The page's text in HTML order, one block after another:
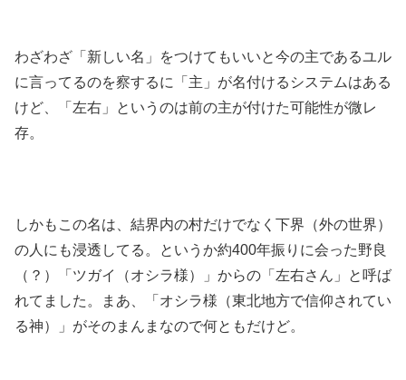
わざわざ「新しい名」をつけてもいいと今の主であるユル
に言ってるのを察するに「主」が名付けるシステムはある
けど、「左右」というのは前の主が付けた可能性が微レ
存。
しかもこの名は、結界内の村だけでなく下界（外の世界）
の人にも浸透してる。というか約400年振りに会った野良
（？）「ツガイ（オシラ様）」からの「左右さん」と呼ば
れてました。まあ、「オシラ様（東北地方で信仰されてい
る神）」がそのまんまなので何ともだけど。